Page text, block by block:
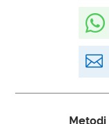

